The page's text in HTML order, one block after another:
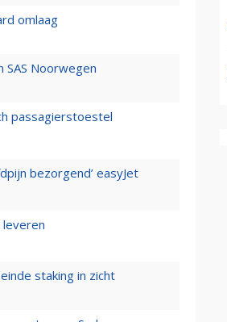
omlaag
Noorwegen
passagierstoestel
bezorgend’ easyJet
leveren
staking in zicht